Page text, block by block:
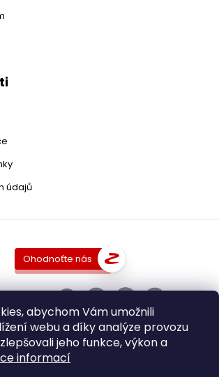
abychom Vám umožnili
webu a díky analýze provozu
jeho funkce, výkon a
informací
údajů
Ohodnoťte nás
DobraVina.cz. Všechna práva vyhrazena.